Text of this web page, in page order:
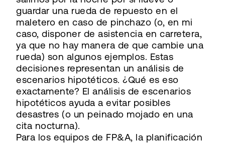
guardar una rueda de repuesto en el
maletero en caso de pinchazo (o, en mi
caso, disponer de asistencia en carretera,
ya que no hay manera de que cambie una
rueda) son algunos ejemplos. Estas
decisiones representan un análisis de
escenarios hipotéticos. ¿Qué es eso
exactamente? El análisis de escenarios
hipotéticos ayuda a evitar posibles
desastres (o un peinado mojado en una
cita nocturna).
Para los equipos de FP&A, la planificación